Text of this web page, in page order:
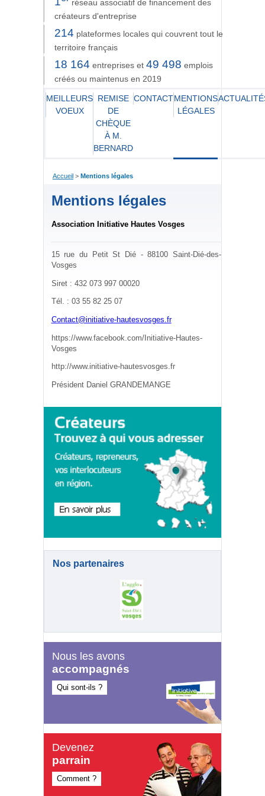
réseau associatif de financement des
créateurs d'entreprise
214 plateformes locales qui couvrent tout le
territoire français
18 164 entreprises et 49 498 emplois
créés ou maintenus en 2019
MEILLEURS
VOEUX
REMISE
DE
CHÈQUE
À M.
BERNARD
CONTACTMENTIONS
LÉGALES
Accueil > Mentions légales
Mentions légales
Association Initiative Hautes Vosges
15 rue du Petit St Dié - 88100 Saint-Dié-des-
Vosges
Siret : 432 073 997 00020
Tél. : 03 55 82 25 07
Contact@initiative-hautesvosges.fr
https://www.facebook.com/Initiative-Hautes-
Vosges
http://www.initiative-hautesvosges.fr
Président Daniel GRANDEMANGE
Nos partenaires
Nous les avons
accompagnés
Qui sont-ils ?
Devenez
parrain
Comment ?